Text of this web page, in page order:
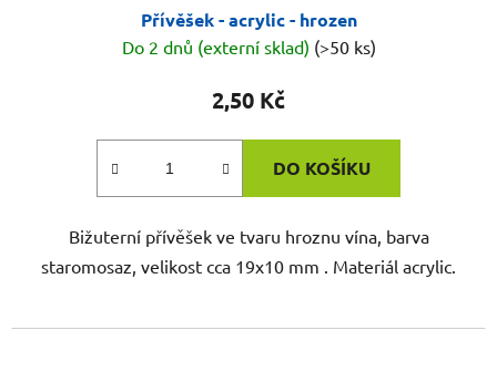
Přívěšek - acrylic - hrozen
Do 2 dnů (externí sklad) (>50 ks)
2,50 Kč
DO KOŠÍKU
Bižuterní přívěšek ve tvaru hroznu vína, barva
staromosaz, velikost cca 19x10 mm . Materiál acrylic.